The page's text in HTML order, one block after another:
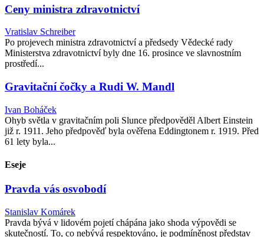
Ceny ministra zdravotnictví
Vratislav Schreiber
Po projevech ministra zdravotnictví a předsedy Vědecké rady
Ministerstva zdravotnictví byly dne 16. prosince ve slavnostním
prostředí...
Gravitační čočky a Rudi W. Mandl
Ivan Boháček
Ohyb světla v gravitačním poli Slunce předpověděl Albert Einstein
již r. 1911. Jeho předpověď byla ověřena Eddingtonem r. 1919. Před
61 lety byla...
Eseje
Pravda vás osvobodí
Stanislav Komárek
Pravda bývá v lidovém pojetí chápána jako shoda výpovědi se
skutečností. To, co nebývá respektováno, je podmíněnost představ